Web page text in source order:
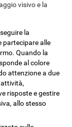
visivo e la
la
partecipare alle
Quando la
al colore
attenzione a due
risposte e gestire
allo stesso